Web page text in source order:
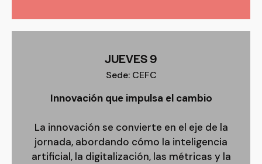
JUEVES 9
Sede: CEFC
Innovación que impulsa el cambio
La innovación se convierte en el eje de la
jornada, abordando cómo la inteligencia
artificial, la digitalización, las métricas y la